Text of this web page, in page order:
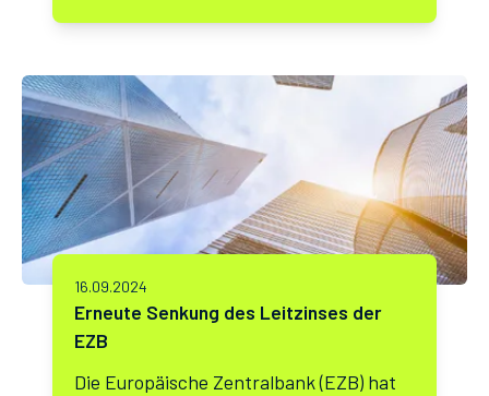
Sanierungsprojekt starten!
16.09.2024
Erneute Senkung des Leitzinses der
EZB
Die Europäische Zentralbank (EZB) hat